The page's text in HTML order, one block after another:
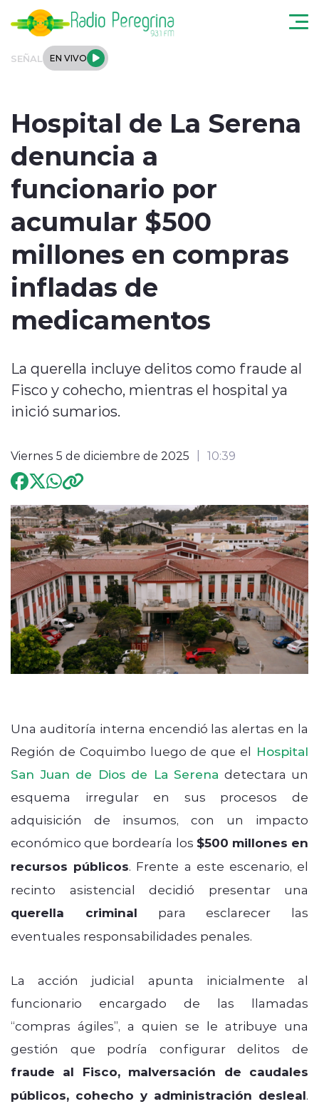
SEÑAL EN VIVO
Regionales
Tendencias
Internacional
Deportes
Entrevistas
modo claro
Hospital de La Serena
denuncia a
funcionario por
acumular $500
millones en compras
infladas de
medicamentos
La querella incluye delitos como fraude al
Fisco y cohecho, mientras el hospital ya
inició sumarios.
Viernes 5 de diciembre de 2025 10:39
Una auditoría interna encendió las alertas en la
Región de Coquimbo luego de que el Hospital
San Juan de Dios de La Serena detectara un
esquema irregular en sus procesos de
adquisición de insumos, con un impacto
económico que bordearía los $500 millones en
recursos públicos. Frente a este escenario, el
recinto asistencial decidió presentar una
querella criminal para esclarecer las
eventuales responsabilidades penales.
La acción judicial apunta inicialmente al
funcionario encargado de las llamadas
“compras ágiles”, a quien se le atribuye una
gestión que podría configurar delitos de
fraude al Fisco, malversación de caudales
públicos, cohecho y administración desleal.